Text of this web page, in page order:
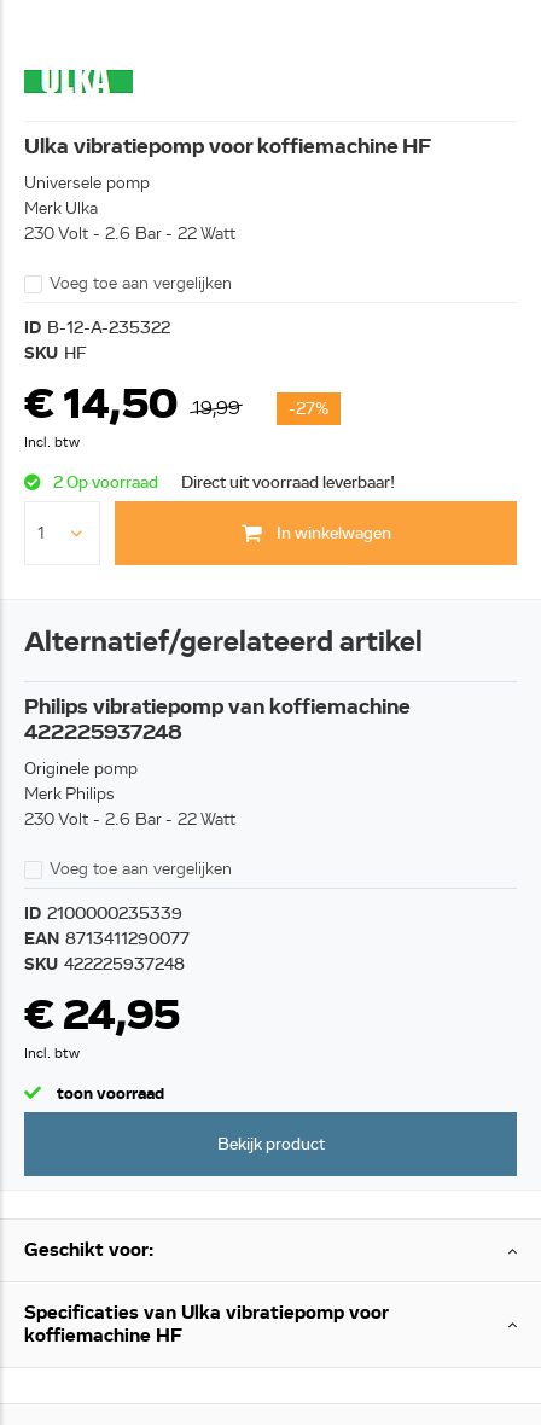
Ulka vibratiepomp voor koffiemachine HF
Universele pomp
Merk Ulka
230 Volt - 2.6 Bar - 22 Watt
Voeg toe aan vergelijken
ID B-12-A-235322
SKU HF
€ 14,50 19,99 -27%
Incl. btw
2 Op voorraad Direct uit voorraad leverbaar!
In winkelwagen
Alternatief/gerelateerd artikel
Philips vibratiepomp van koffiemachine
422225937248
Originele pomp
Merk Philips
230 Volt - 2.6 Bar - 22 Watt
Voeg toe aan vergelijken
ID 2100000235339
EAN 8713411290077
SKU 422225937248
€ 24,95
Incl. btw
toon voorraad
Bekijk product
Geschikt voor:
Specificaties van Ulka vibratiepomp voor
koffiemachine HF